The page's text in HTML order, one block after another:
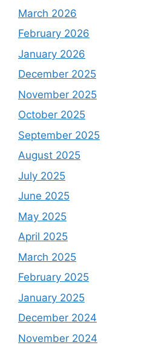
March 2026
February 2026
January 2026
December 2025
November 2025
October 2025
September 2025
August 2025
July 2025
June 2025
May 2025
April 2025
March 2025
February 2025
January 2025
December 2024
November 2024